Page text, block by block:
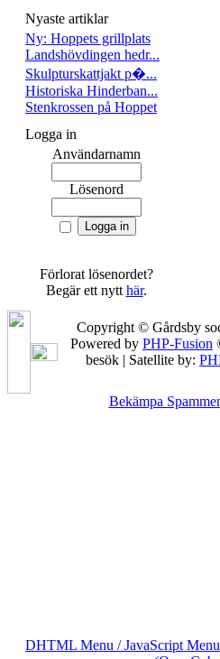
Nyaste artiklar
Ny: Hoppets grillplats
Landshövdingen hedr...
Skulpturskattjakt p�...
Historiska Hinderban...
Stenkrossen på Hoppet
Logga in
Användarnamn
Lösenord
Förlorat lösenordet?
Begär ett nytt här.
Copyright © Gårdsby
Powered by PHP-Fusion
besök | Satellite by:
Bekämpa
DHTML Menu / JavaScript